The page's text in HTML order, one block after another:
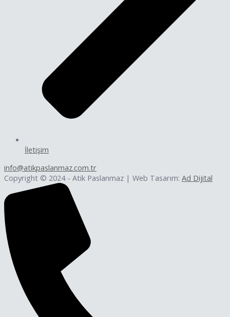
İletişim
info@atikpaslanmaz.com.tr
Copyright © 2024 - Atik Paslanmaz | Web Tasarım: Ad Dijital